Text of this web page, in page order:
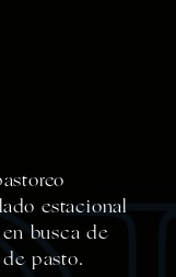
estacional
busca de
pasto.